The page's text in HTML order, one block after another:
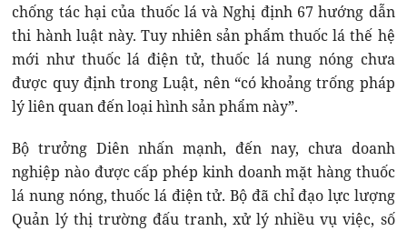
chống tác hại của thuốc lá và Nghị định 67 hướng dẫn
thi hành luật này. Tuy nhiên sản phẩm thuốc lá thế hệ
mới như thuốc lá điện tử, thuốc lá nung nóng chưa
được quy định trong Luật, nên “có khoảng trống pháp
lý liên quan đến loại hình sản phẩm này”.
Bộ trưởng Diên nhấn mạnh, đến nay, chưa doanh
nghiệp nào được cấp phép kinh doanh mặt hàng thuốc
lá nung nóng, thuốc lá điện tử. Bộ đã chỉ đạo lực lượng
Quản lý thị trường đấu tranh, xử lý nhiều vụ việc, số